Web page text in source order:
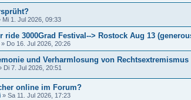
Mi 1. Jul 2026, 09:33
ride 3000Grad Festival--> Rostock Aug 13
» Do 16. Jul 2026, 20:26
und Verharmlosung von Rechtsextremismus
Di 7. Jul 2026, 20:51
online im Forum?
» Sa 11. Jul 2026, 17:23